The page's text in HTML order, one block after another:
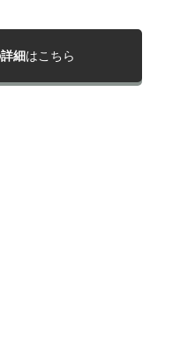
細はこちら